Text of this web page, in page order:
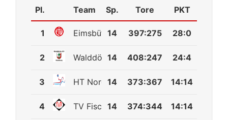
Pl. Team Sp. Tore PKT
1 Eimsbütteler TV
14 397:275 28:0
2 Walddörfer SV 2
14 408:247 24:4
3 HT Norderstedt 2
14 373:367 14:14
4 TV Fischbek
14 374:344 14:14